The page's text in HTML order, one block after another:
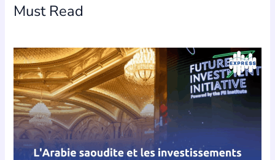
Must Read